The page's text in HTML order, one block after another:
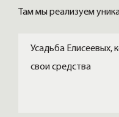
Там мы реализуем
Усадьба Елисеевых,
свои средства